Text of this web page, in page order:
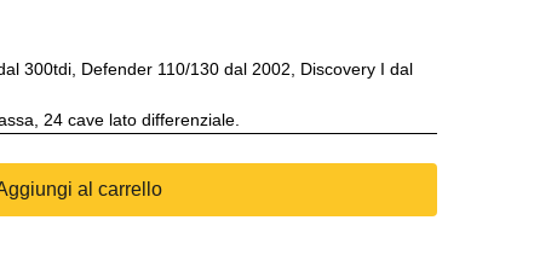
300tdi, Defender 110/130 dal 2002, Discovery I dal
24 cave lato differenziale.
al carrello